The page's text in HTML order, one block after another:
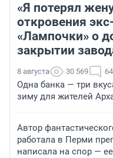
«Я потерял
откровения
«Лампочки» о
закрытии
8 августа 30 569 64
Одна банка — три
зиму для жителей
Автор
работала в Перми
написала на спор —